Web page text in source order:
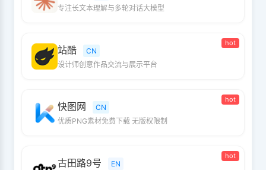
专注长文本理解与多轮对话大模型
hot
站酷
CN
设计师创意作品交流与展示平台
hot
快图网
CN
优质PNG素材免费下载 无版权限制
hot
古田路9号
EN